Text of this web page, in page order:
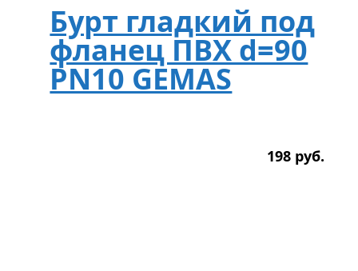
Бурт гладкий под
фланец ПВХ d=90
PN10 GEMAS
198 руб.